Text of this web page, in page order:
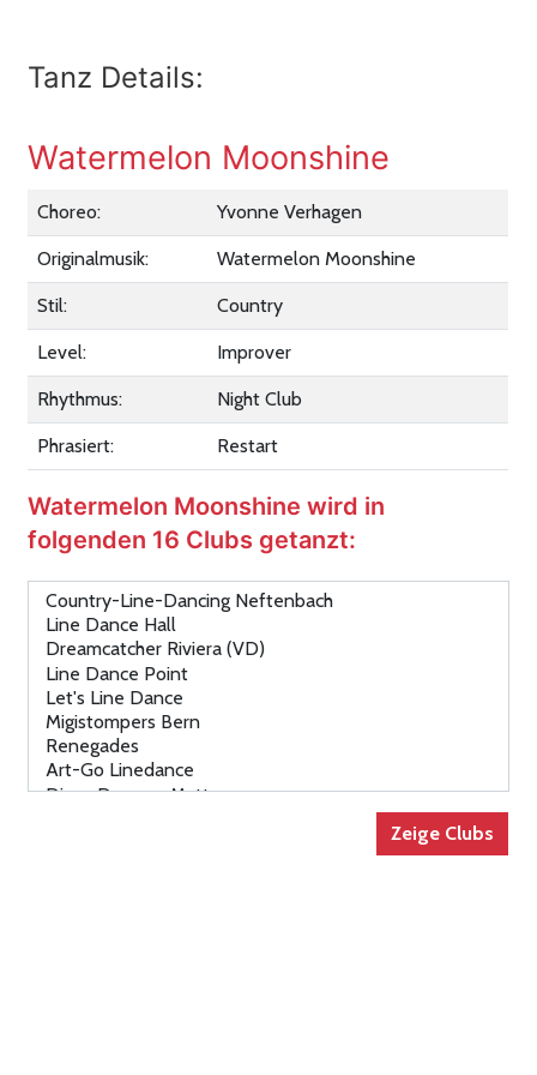
Tanz Details:
Watermelon Moonshine
Choreo: Yvonne Verhagen
Originalmusik: Watermelon Moonshine
Stil: Country
Level: Improver
Rhythmus: Night Club
Phrasiert: Restart
Watermelon Moonshine wird in
folgenden 16 Clubs getanzt: